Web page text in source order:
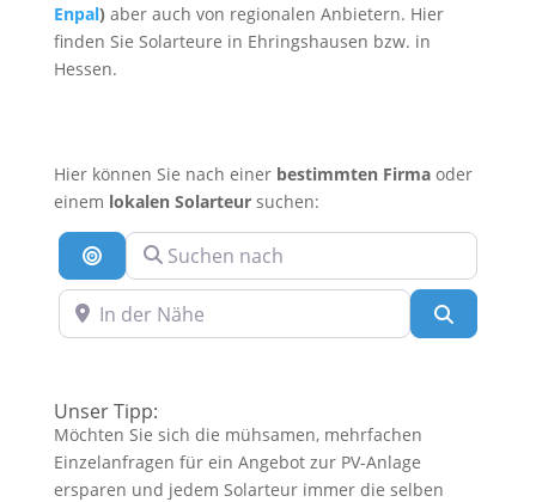
Enpal) aber auch von regionalen Anbietern. Hier
finden Sie Solarteure in Ehringshausen bzw. in
Hessen.
Hier können Sie nach einer bestimmten Firmaoder
einem lokalen Solarteursuchen:
Suche nach Entfernung
Suchen nach
In der Nähe
Unser Tipp:
Möchten Sie sich die mühsamen, mehrfachen
Einzelanfragen für ein Angebot zur PV-Anlage
ersparen und jedem Solarteur immer die selben